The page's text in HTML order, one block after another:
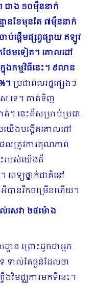
ជាង ១០ម៉ឺននាក់
ានខែមុនតែ ៧ម៉ឺននាក់
ផ្ដើមផ្សព្វផ្សាយ ឥឡូវ
កថែមទៀត។ គោលដៅ
កម្មវិធីនេះ។ ៩លាន
។ ប្រជាពលរដ្ឋផ្សេងៗ
ទេ។ គាត់ទិញ
ត់។ នេះគឺសម្រាប់ប្រជា
យយើងបង្កើតគោលដៅ
ត្រូវការគុណភាព
របស់យើងគឺ
េទ្យថ្នាក់ជាតិនៅ
បានរីកចម្រើនហើយ។
សេវា ២៤ម៉ោង
ាន ព្រោះដូចជាអ្នក
ទាល់តែធ្ងន់ដែលថា
វិមជ្ឈការមកទីនេះ។